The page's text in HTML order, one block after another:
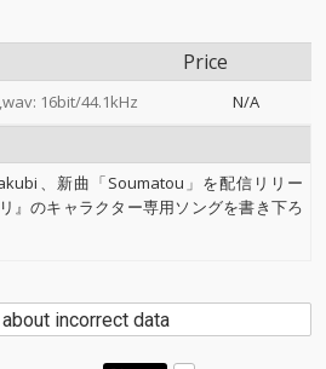
Price
16bit/44.1kHz N/A
、新曲「Soumatou」を配信リリー
』のキャラクター専用ソングを書き下ろ
incorrect data